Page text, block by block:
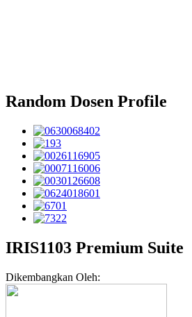
Random Dosen Profile
IRIS1103 Premium Suite
Dikembangkan Oleh: